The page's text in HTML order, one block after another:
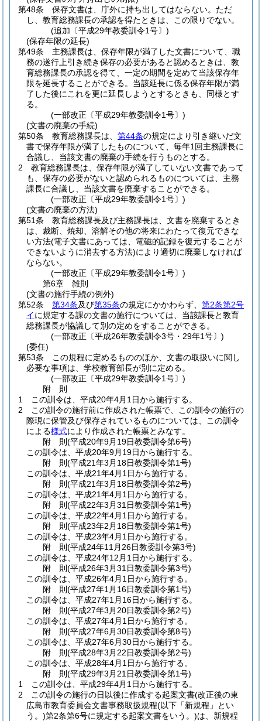
第48条
保存文書は、庁外に持ち出してはならない。 ただ
し、教育総務課長の承認を得たときは、この限りでない。
(追加〔平成29年教委訓令1号〕)
(保存年限の延長)
第49条
主務課長は、保存年限が満了した文書について、職
務の遂行上引き続き保存の必要があると認めるときは、教
育総務課長の承認を得て、一定の期間を定めて当該保存年
限を延長することができる。 当該延長に係る保存年限が満
了した後にこれを更に延長しようとするときも、同様とす
る。
(一部改正〔平成29年教委訓令1号〕)
(文書の廃棄の手続)
第50条
教育総務課長は、 第44条の規定により引き継いだ文
書で保存年限が満了したものについて、毎年1回主務課長に
合議し、当該文書の廃棄の手続を行うものとする。
2
教育総務課長は、保存年限が満了していない文書であって
も、保存の必要がないと認められるものについては、主務
課長に合議し、当該文書を廃棄することができる。
(一部改正〔平成29年教委訓令1号〕)
(文書の廃棄の方法)
第51条
教育総務課長及び主務課長は、文書を廃棄するとき
は、裁断、焼却、溶解その他の将来にわたって復元できな
い方法(電子文書にあっては、電磁的記録を復元することが
できないように消去する方法)により適切に廃棄しなければ
ならない。
(一部改正〔平成29年教委訓令1号〕)
第6章
雑則
(文書の施行手続の例外)
第52条
第34条及び第35条の規定にかかわらず、 第2条第2号
イに規定する課の文書の施行については、当該課長と教育
総務課長が協議して別の定めをすることができる。
(一部改正〔平成26年教委訓令3号・29年1号〕)
(委任)
第53条
この規程に定めるもののほか、文書の取扱いに関し
必要な事項は、学校教育部長が別に定める。
(一部改正〔平成29年教委訓令1号〕)
附 則
1
この訓令は、平成20年4月1日から施行する。
2
この訓令の施行前に作成された帳票で、この訓令の施行の
際現に保管及び保存されているものについては、この訓令
による様式により作成された帳票とみなす。
附 則(平成20年9月19日教委訓令第6号)
この訓令は、平成20年9月19日から施行する。
附 則(平成21年3月18日教委訓令第1号)
この訓令は、平成21年4月1日から施行する。
附 則(平成21年3月18日教委訓令第2号)
この訓令は、平成21年4月1日から施行する。
附 則(平成22年3月31日教委訓令第1号)
この訓令は、平成22年4月1日から施行する。
附 則(平成23年2月18日教委訓令第1号)
この訓令は、平成23年4月1日から施行する。
附 則(平成24年11月26日教委訓令第3号)
この訓令は、平成24年12月1日から施行する。
附 則(平成26年3月31日教委訓令第3号)
この訓令は、平成26年4月1日から施行する。
附 則(平成27年1月16日教委訓令第1号)
この訓令は、平成27年1月16日から施行する。
附 則(平成27年3月20日教委訓令第2号)
この訓令は、平成27年4月1日から施行する。
附 則(平成27年6月30日教委訓令第8号)
この訓令は、平成27年6月30日から施行する。
附 則(平成28年3月22日教委訓令第2号)
この訓令は、平成28年4月1日から施行する。
附 則(平成29年3月21日教委訓令第1号)
1
この訓令は、平成29年4月1日から施行する。
2
この訓令の施行の日以後に作成する起案文書(改正後の東
広島市教育委員会文書事務取扱規程(以下「新規程」とい
う。)第2条第6号に規定する起案文書をいう。)は、新規程